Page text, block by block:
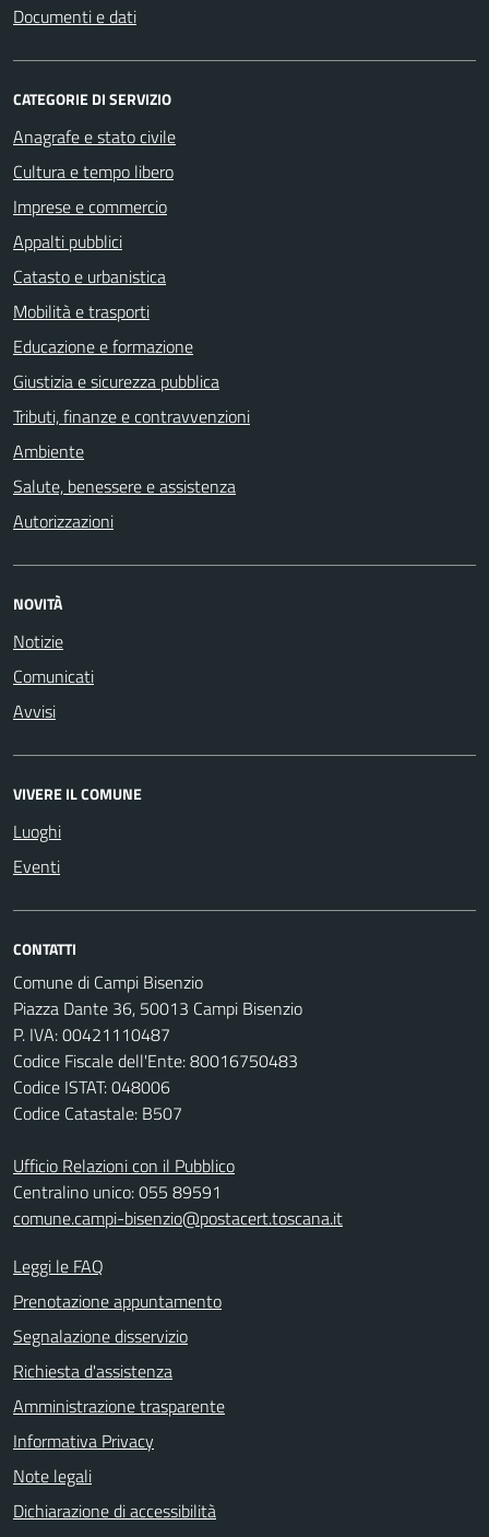
Documenti e dati
CATEGORIE DI SERVIZIO
Anagrafe e stato civile
Cultura e tempo libero
Imprese e commercio
Appalti pubblici
Catasto e urbanistica
Mobilità e trasporti
Educazione e formazione
Giustizia e sicurezza pubblica
Tributi, finanze e contravvenzioni
Ambiente
Salute, benessere e assistenza
Autorizzazioni
NOVITÀ
Notizie
Comunicati
Avvisi
VIVERE IL COMUNE
Luoghi
Eventi
CONTATTI
Comune di Campi Bisenzio
Piazza Dante 36, 50013 Campi Bisenzio
P. IVA: 00421110487
Codice Fiscale dell'Ente: 80016750483
Codice ISTAT: 048006
Codice Catastale: B507
Ufficio Relazioni con il Pubblico
Centralino unico: 055 89591
comune.campi-bisenzio@postacert.toscana.it
Leggi le FAQ
Prenotazione appuntamento
Segnalazione disservizio
Richiesta d'assistenza
Amministrazione trasparente
Informativa Privacy
Note legali
Dichiarazione di accessibilità